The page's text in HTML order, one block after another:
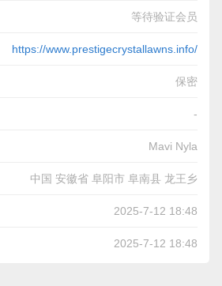
等待验证会员
https://www.prestigecrystallawns.info/
保密
-
Mavi Nyla
中国 安徽省 阜阳市 阜南县 龙王乡
2025-7-12 18:48
2025-7-12 18:48